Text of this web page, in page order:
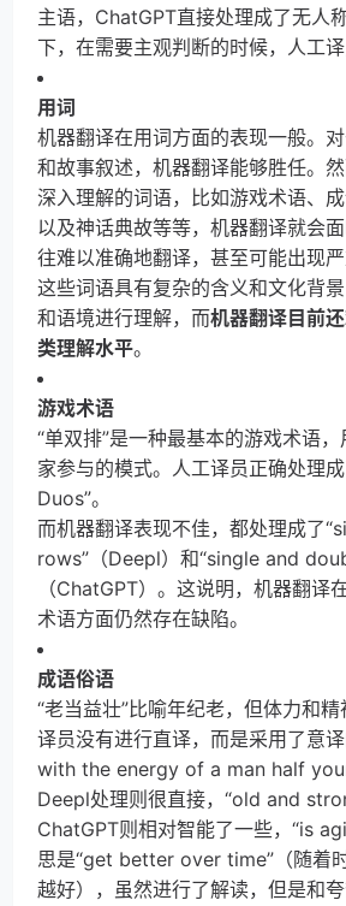
主语，ChatGPT直接处理成了无人
下，在需要主观判断的时候，人工译
用词
机器翻译在用词方面的表现一般。
和故事叙述，机器翻译能够胜任。
深入理解的词语，比如游戏术语、
以及神话典故等等，机器翻译就会
往难以准确地翻译，甚至可能出现
这些词语具有复杂的含义和文化背
和语境进行理解，而机器翻译目前
类理解水平。
游戏术语
“单双排”是一种最基本的游戏术语
家参与的模式。人工译员正确处理
Duos”。
而机器翻译表现不佳，都处理成了
rows”（Deepl）和“single and
（ChatGPT）。这说明，机器翻译
术语方面仍然存在缺陷。
成语俗语
“老当益壮”比喻年纪老，但体力和
译员没有进行直译，而是采用了意
with the energy of a man half your
Deepl处理则很直接，“old and
ChatGPT则相对智能了一些，“is
思是“get better over time”（随着
越好），虽然进行了解读，但是和